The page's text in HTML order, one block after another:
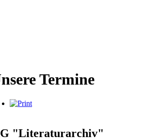
Termine
"Literaturarchiv"